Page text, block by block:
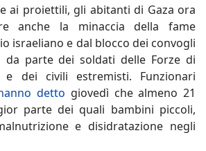
ai proiettili, gli abitanti di Gaza ora
anche la minaccia della fame
israeliano e dal blocco dei convogli
parte dei soldati delle Forze di
e dei civili estremisti. Funzionari
detto giovedì che almeno 21
parte dei quali bambini piccoli,
e disidratazione negli